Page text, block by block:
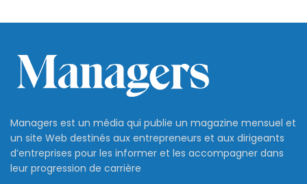
Managers est un média qui publie un magazine mensuel et
un site Web destinés aux entrepreneurs et aux dirigeants
d’entreprises pour les informer et les accompagner dans
leur progression de carrière